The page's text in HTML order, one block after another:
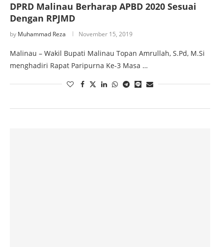
DPRD Malinau Berharap APBD 2020 Sesuai
Dengan RPJMD
by Muhammad Reza November 15, 2019
Malinau – Wakil Bupati Malinau Topan Amrullah, S.Pd, M.Si
menghadiri Rapat Paripurna Ke-3 Masa …